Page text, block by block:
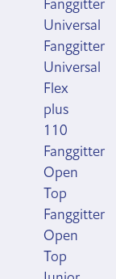
Universal
Fanggitter
Universal
Flex
plus
110
Fanggitter
Open
Top
Fanggitter
Open
Top